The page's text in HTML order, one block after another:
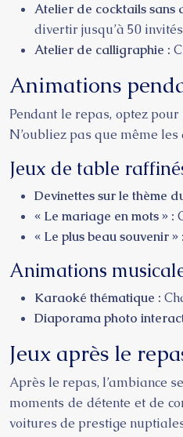
Atelier de cocktails sans
divertir jusqu’à 50
Atelier de calligraphie :
Animations
Pendant le repas, optez
N’oubliez pas que même
Jeux de table
Devinettes sur le thème
« Le mariage en mots » :
« Le plus beau souvenir » :
Animations
Karaoké thématique :
Diaporama photo
Jeux après le
Après le repas, l’ambiance
moments de détente et de
voitures de prestige